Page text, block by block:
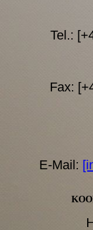
Tel.:
Fax:
E-Mail: